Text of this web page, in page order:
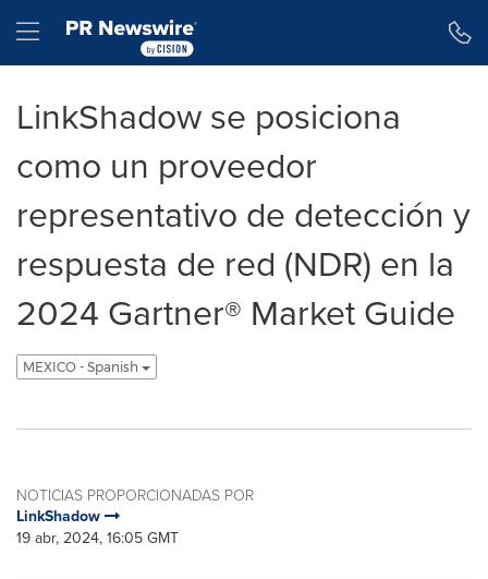
Hamburger menu
LinkShadow se posiciona
como un proveedor
representativo de detección y
respuesta de red (NDR) en la
2024 Gartner® Market Guide
MEXICO - Spanish
NOTICIAS PROPORCIONADAS POR
LinkShadow
19 abr, 2024, 16:05 GMT